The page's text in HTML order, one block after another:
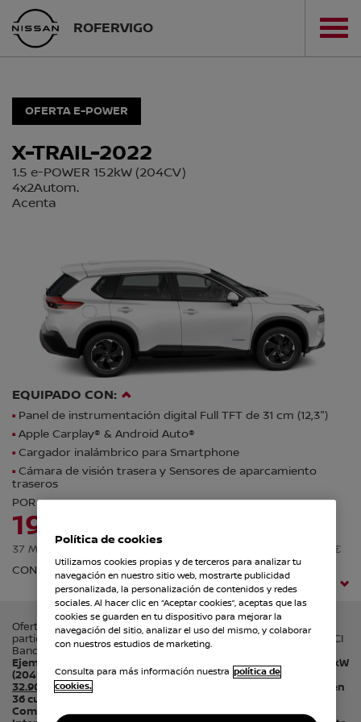
ROFERVIGO
OFERTA E-POWER
X-TRAIL-2022
1.5 e-POWER 152kW (204CV)
4x2Autom.
Acenta
EQUIPADO CON:
Panel de instrumentación digital Full TFT de 31 cm (12,3")
Apple Carplay® & Android Auto®
Cargador inalámbrico para Smartphone
Cámara de visión trasera y Sensores de aparcamiento
traseros
POR
190€/mes*
37 MESES |
ÚLTIMA CUOTA: 25,606.25€
CON HASTA 10 AÑOS DE GARANTÍA NISSAN*
(*) Condiciones legales
Oferta válida hasta el 30/11/2025 en Península y Baleares para
particulares y autónomos que financien con Nissan Flex 4D de RCI
Banque SA, Sucursal en España.Precio al contado: 34.400€
Ejemplo de financiación para Nissan X-Trail 1.5 e-POWER 152kW
(204CV) Auto 4x2 Acenta Yuki White.Precio financiando:
32.900€. Entrada: 7.008,43€.
en
36 cuotas de 190 € al mes y una última cuota de 25.606,25€.
Comisión de Apertura (al contado) de 738,04€ (2,75%).
Política de cookies
Utilizamos cookies propias y de terceros para analizar tu
navegación en nuestro sitio web, mostrarte publicidad
personalizada, la personalización de contenidos y redes
sociales. Al hacer clic en “Aceptar cookies”, aceptas que las
cookies se guarden en tu dispositivo para mejorar la
navegación del sitio, analizar el uso del mismo, y colaborar
con nuestros estudios de marketing.
Consulta para más información nuestra política de
cookies.